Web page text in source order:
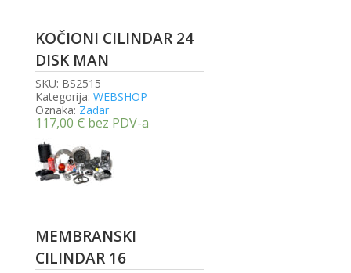
KOČIONI CILINDAR 24
DISK MAN
SKU: BS2515
Kategorija: WEBSHOP
Oznaka: Zadar
117,00 € bez PDV-a
MEMBRANSKI
CILINDAR 16